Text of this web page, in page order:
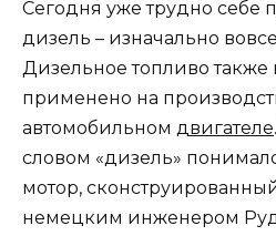
Сегодня уже трудно себе
дизель – изначально
Дизельное топливо
применено на
автомобильном двигателе
словом «дизель»
мотор,
немецким инженером